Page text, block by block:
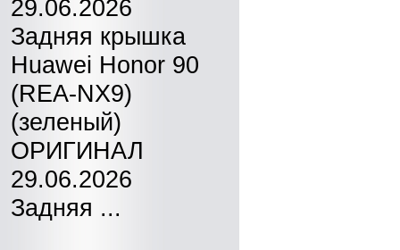
29.06.2026
Задняя крышка
Huawei Honor 90
(REA-NX9)
(зеленый)
ОРИГИНАЛ
29.06.2026
Задняя ...